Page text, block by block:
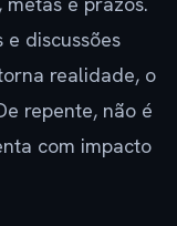
e discussões
realidade, o
repente, não é
com impacto